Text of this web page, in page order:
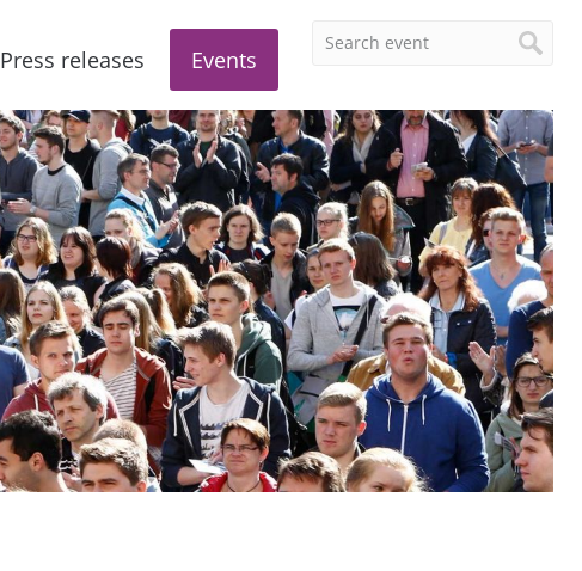
Press releases Events